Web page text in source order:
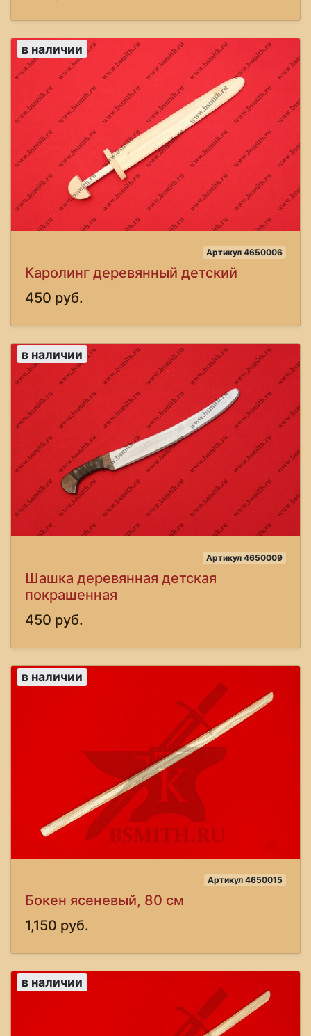
в наличии
Артикул 4650006
Каролинг деревянный детский
450 руб.
в наличии
Артикул 4650009
Шашка деревянная детская
покрашенная
450 руб.
в наличии
Артикул 4650015
Бокен ясеневый, 80 см
1,150 руб.
в наличии